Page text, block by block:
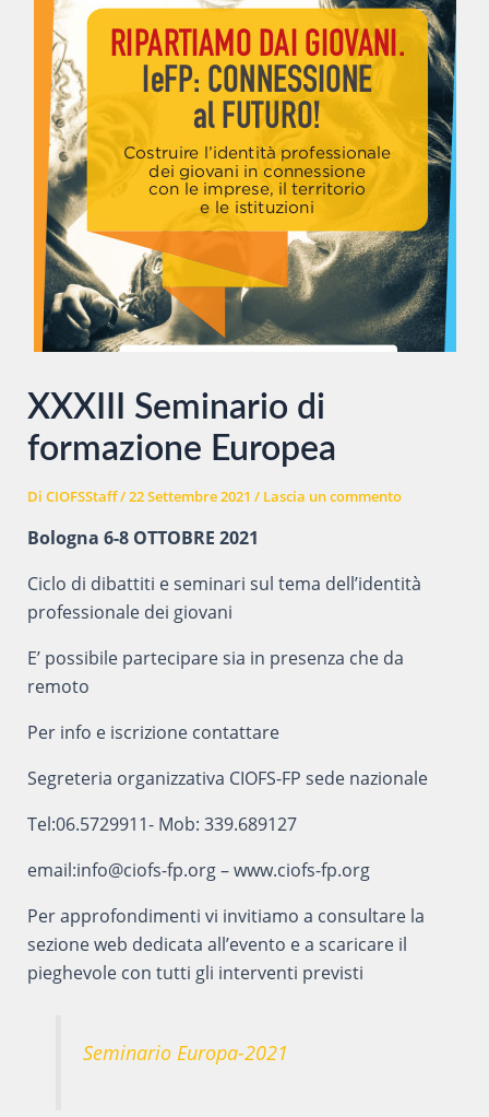
XXXIII Seminario di
formazione Europea
Di CIOFSStaff/22 Settembre 2021 / Lascia un commento
Bologna 6-8 OTTOBRE 2021
Ciclo di dibattiti e seminari sul tema dell’identità
professionale dei giovani
E’ possibile partecipare sia in presenza che da
remoto
Per info e iscrizione contattare
Segreteria organizzativa CIOFS-FP sede nazionale
Tel:06.5729911- Mob: 339.689127
email:info@ciofs-fp.org – www.ciofs-fp.org
Per approfondimenti vi invitiamo a consultare la
sezione web dedicata all’evento e a scaricare il
pieghevole con tutti gli interventi previsti
Seminario Europa-2021